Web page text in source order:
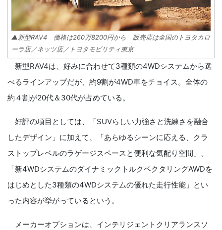
▲新型RAV4 価格は260万8200円から 販売店は全国のトヨタカロ
ーラ店／ネッツ店／トヨタモビリティ東京
新型RAV4は、好みに合わせて3種類の4WDシステムから選
べるラインアップだが、約9割が4WD車をチョイス。全体の
約４割が20代＆30代が占めている。
好評の項目としては、「SUVらしい力強さと洗練さを融合
したデザイン」に加えて、「あらゆるシーンに応える、クラ
ストップレベルのラゲージスペースと便利な気配り空間」、
「新4WDシステムのダイナミックトルクベクタリングAWDを
はじめとした3種類の4WDシステムの優れた走行性能」とい
った内容が挙がっているという。
メーカーオプションは、インテリジェントクリアランスソ